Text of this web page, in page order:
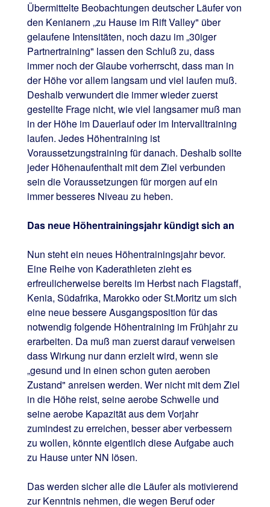
Übermittelte Beobachtungen deutscher Läufer von
den Kenianern „zu Hause im Rift Valley" über
gelaufene Intensitäten, noch dazu im „30iger
Partnertraining" lassen den Schluß zu, dass
immer noch der Glaube vorherrscht, dass man in
der Höhe vor allem langsam und viel laufen muß.
Deshalb verwundert die immer wieder zuerst
gestellte Frage nicht, wie viel langsamer muß man
in der Höhe im Dauerlauf oder im Intervalltraining
laufen. Jedes Höhentraining ist
Voraussetzungstraining für danach. Deshalb sollte
jeder Höhenaufenthalt mit dem Ziel verbunden
sein die Voraussetzungen für morgen auf ein
immer besseres Niveau zu heben.
Das neue Höhentrainingsjahr kündigt sich an
Nun steht ein neues Höhentrainingsjahr bevor.
Eine Reihe von Kaderathleten zieht es
erfreulicherweise bereits im Herbst nach Flagstaff,
Kenia, Südafrika, Marokko oder St.Moritz um sich
eine neue bessere Ausgangsposition für das
notwendig folgende Höhentraining im Frühjahr zu
erarbeiten. Da muß man zuerst darauf verweisen
dass Wirkung nur dann erzielt wird, wenn sie
„gesund und in einen schon guten aeroben
Zustand" anreisen werden. Wer nicht mit dem Ziel
in die Höhe reist, seine aerobe Schwelle und
seine aerobe Kapazität aus dem Vorjahr
zumindest zu erreichen, besser aber verbessern
zu wollen, könnte eigentlich diese Aufgabe auch
zu Hause unter NN lösen.
Das werden sicher alle die Läufer als motivierend
zur Kenntnis nehmen, die wegen Beruf oder